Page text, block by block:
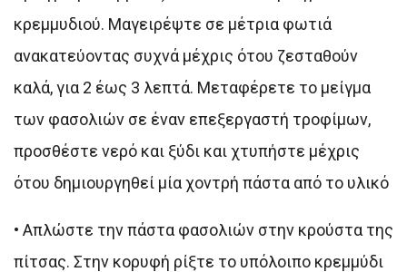
κρεμμυδιού. Μαγειρέψτε σε μέτρια φωτιά
ανακατεύοντας συχνά μέχρις ότου ζεσταθούν
καλά, για 2 έως 3 λεπτά. Μεταφέρετε το μείγμα
των φασολιών σε έναν επεξεργαστή τροφίμων,
προσθέστε νερό και ξύδι και χτυπήστε μέχρις
ότου δημιουργηθεί μία χοντρή πάστα από το υλικό
• Απλώστε την πάστα φασολιών στην κρούστα της
πίτσας. Στην κορυφή ρίξτε το υπόλοιπο κρεμμύδι